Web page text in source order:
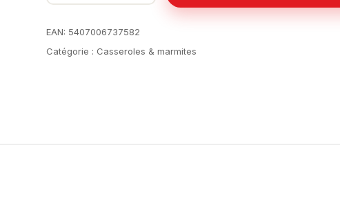
EAN: 5407006737582
Catégorie : Casseroles & marmites